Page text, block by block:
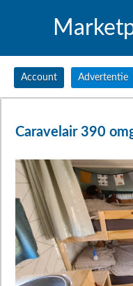
Account Advertentie
Caravelair 390